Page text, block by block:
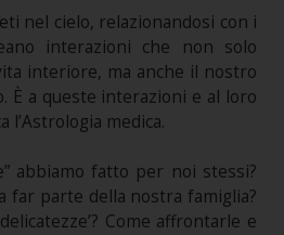
nel cielo, relazionandosi con i
interazioni che non solo
interiore, ma anche il nostro
È a queste interazioni e al loro
l’Astrologia medica.
abbiamo fatto per noi stessi?
far parte della nostra famiglia?
Come affrontarle e